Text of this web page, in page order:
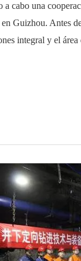
cabo una
en Guizhou. Antes
integral y el